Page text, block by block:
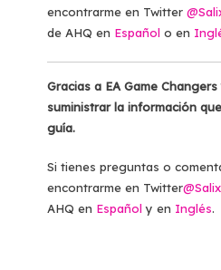
encontrarme en Twitter
de AHQ en Español o en
Gracias a EA Game
suministrar la información
guía.
Si tienes preguntas o
encontrarme en Twitter
AHQ en Español y en Inglés.